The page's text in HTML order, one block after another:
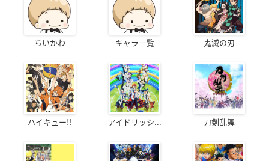
ちいかわ キャラ一覧 鬼滅の刃
ハイキュー!! アイドリッシ... 刀剣乱舞